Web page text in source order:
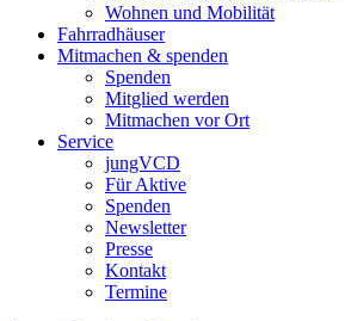
Wohnen und Mobilität
Fahrradhäuser
Mitmachen & spenden
Spenden
Mitglied werden
Mitmachen vor Ort
Service
jungVCD
Für Aktive
Spenden
Newsletter
Presse
Kontakt
Termine